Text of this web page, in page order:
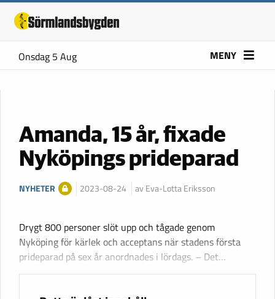
Onsdag 5 Aug MENY
Amanda, 15 år, fixade
Nyköpings prideparad
NYHETER 2023-08-24 av Eva-Lotta Eriksson
Drygt 800 personer slöt upp och tågade genom
Nyköping för kärlek och acceptans när stadens första
prideparad på sex år anordnades i lördags. – Det…